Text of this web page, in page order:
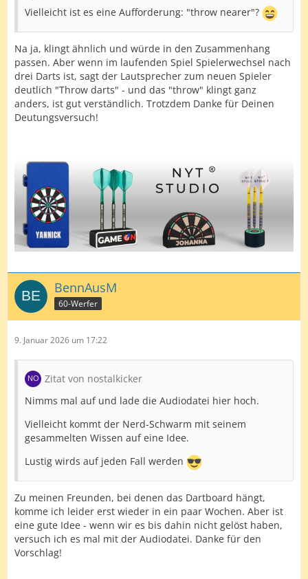
Vielleicht ist es eine Aufforderung: "throw nearer"?
Na ja, klingt ähnlich und würde in den Zusammenhang
passen. Aber wenn im laufenden Spiel Spielerwechsel nach
drei Darts ist, sagt der Lautsprecher zum neuen Spieler
deutlich "Throw darts" - und das "throw" klingt ganz
anders, ist gut verständlich. Trotzdem Danke für Deinen
Deutungsversuch!
BennAusM
60-Werfer
9. Januar 2026 um 17:22
Zitat von nostalkicker
Nimms mal auf und lade die Audiodatei hier hoch.
Vielleicht kommt der Nerd-Schwarm mit seinem
gesammelten Wissen auf eine Idee.
Lustig wirds auf jeden Fall werden
Zu meinen Freunden, bei denen das Dartboard hängt,
komme ich leider erst wieder in ein paar Wochen. Aber ist
eine gute Idee - wenn wir es bis dahin nicht gelöst haben,
versuch ich es mal mit der Audiodatei. Danke für den
Vorschlag!